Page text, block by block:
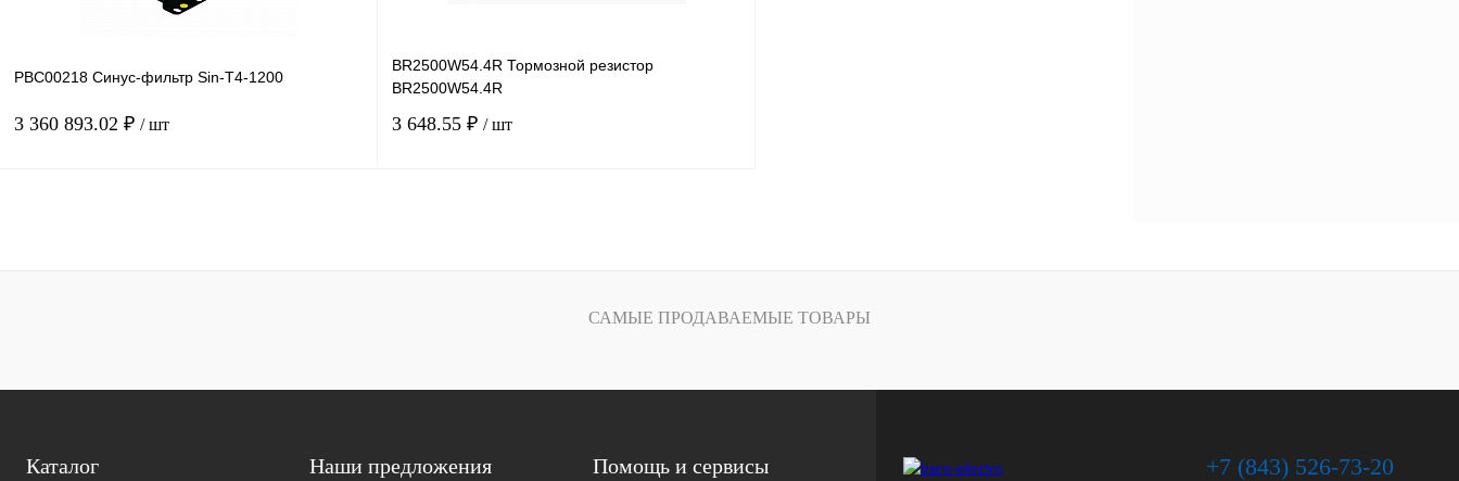
PBC00218 Синус-фильтр Sin-T4-1200
3 360 893.02 ₽ / шт
Купить в 1 клик Сравнение
BR2500W54.4R Тормозной резистор
BR2500W54.4R
3 648.55 ₽ / шт
Купить в 1 клик Сравнение
САМЫЕ ПРОДАВАЕМЫЕ ТОВАРЫ
Каталог Наши предложения Помощь и сервисы +7 (843) 526-73-20